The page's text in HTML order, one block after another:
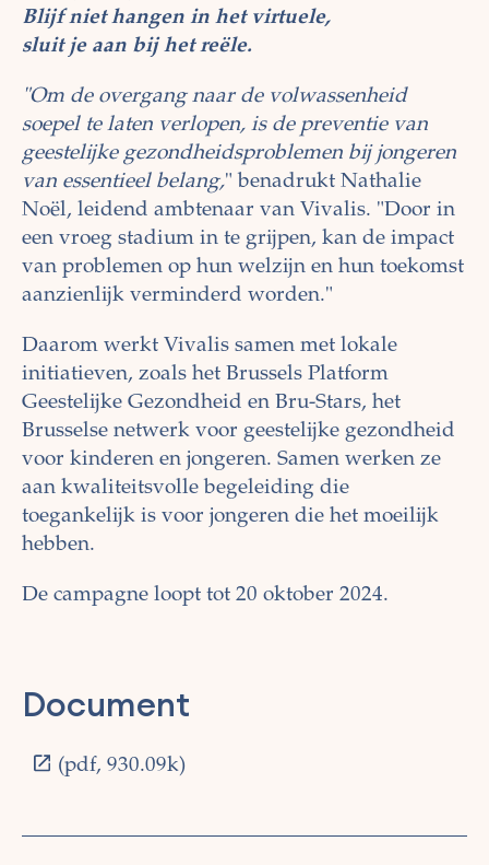
Blijf niet hangen in het virtuele,
sluit je aan bij het reële.
"Om de overgang naar de volwassenheid
soepel te laten verlopen, is de preventie van
geestelijke gezondheidsproblemen bij jongeren
van essentieel belang," benadrukt Nathalie
Noël, leidend ambtenaar van Vivalis. "Door in
een vroeg stadium in te grijpen, kan de impact
van problemen op hun welzijn en hun toekomst
aanzienlijk verminderd worden."
Daarom werkt Vivalis samen met lokale
initiatieven, zoals het Brussels Platform
Geestelijke Gezondheid en Bru-Stars, het
Brusselse netwerk voor geestelijke gezondheid
voor kinderen en jongeren. Samen werken ze
aan kwaliteitsvolle begeleiding die
toegankelijk is voor jongeren die het moeilijk
hebben.
De campagne loopt tot 20 oktober 2024.
Document
(pdf, 930.09k)